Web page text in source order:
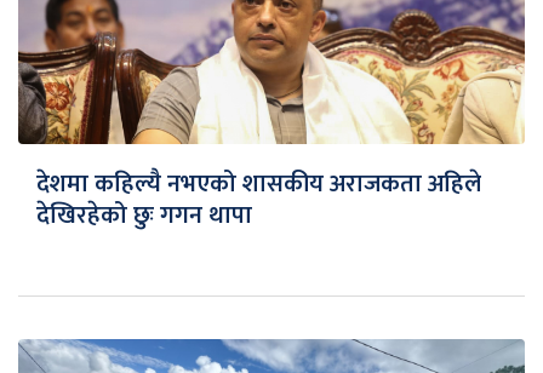
देशमा कहिल्यै नभएको शासकीय अराजकता अहिले
देखिरहेको छुः गगन थापा